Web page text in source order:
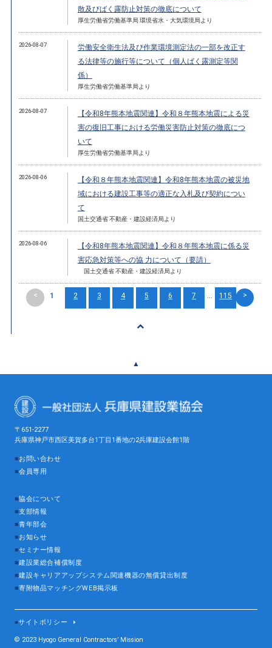
散及びばく露防止対策の徹底について
厚生労働省労働基準局 環境省水・大気環境局より
2026-08-07
労働安全衛生法及び作業環境測定法の一部を改正す
る法律等の施行等について（個人ばく露測定等関
係）
厚生労働省労働基準局より
2026-08-07
【令和8年熊本地震関連】令和８年熊本地震による災
害の復旧工事における労働災害防止対策の徹底につ
いて
厚生労働省労働基準局より
2026-08-06
【令和８年熊本地震関連】令和8年熊本地震の被災地
域における建設工事等の適正な入札及び契約につい
て
国土交通省 不動産・建設経済局より
2026-08-06
【令和8年熊本地震関連】令和８年熊本地震に係る災
害応急対策等への協 力について（要請）
国土交通省 不動産・建設経済局より
< 1 2 3 4 5 6 7 ... 115 >
▲
〒651-2277
兵庫県神戸市西区美賀多台1丁目1番地の2兵庫建設会館1階
■お問い合わせ
■会員専用
■協会について
■支部情報
■青年部会
■お知らせ
■セミナー情報
■建設業総合補償制度
■建設キャリアアップシステム関連機器の無償貸出制度
■寄附物品マッチングWEB掲示板
■サイトポリシー
© 2023 Hyogo General Contractors’ Mission